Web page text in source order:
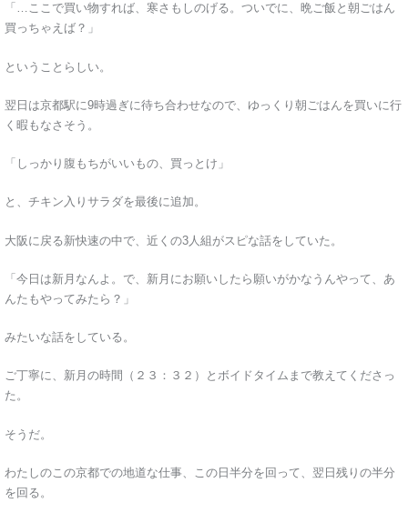
「…ここで買い物すれば、寒さもしのげる。ついでに、晩ご飯と朝ごはん
買っちゃえば？」
ということらしい。
翌日は京都駅に9時過ぎに待ち合わせなので、ゆっくり朝ごはんを買いに行
く暇もなさそう。
「しっかり腹もちがいいもの、買っとけ」
と、チキン入りサラダを最後に追加。
大阪に戻る新快速の中で、近くの3人組がスピな話をしていた。
「今日は新月なんよ。で、新月にお願いしたら願いがかなうんやって、あ
んたもやってみたら？」
みたいな話をしている。
ご丁寧に、新月の時間（２３：３２）とボイドタイムまで教えてくださっ
た。
そうだ。
わたしのこの京都での地道な仕事、この日半分を回って、翌日残りの半分
を回る。